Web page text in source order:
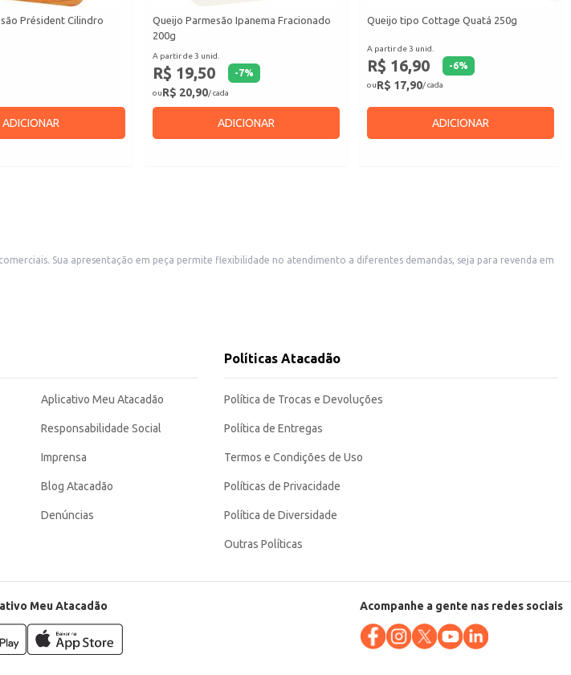
Président Cilindro
ADICIONAR
Queijo Parmesão Ipanema Fracionado
200g
A partir de 3 unid.
R$ 19,50 -7%
ouR$ 20,90/ cada
ADICIONAR
Queijo tipo Cottage Quatá 250g
A partir de 3 unid.
R$ 16,90 -6%
ouR$ 17,90/ cada
ADICIONAR
para revenda em
de clientes e permitindo um bom controle de custos e margem de lucro. Sua qualidade e sabor
Aplicativo Meu Atacadão
Responsabilidade Social
Imprensa
Blog Atacadão
Denúncias
Políticas Atacadão
Política de Trocas e Devoluções
Política de Entregas
Termos e Condições de Uso
Políticas de Privacidade
Política de Diversidade
Outras Políticas
Meu Atacadão Acompanhe a gente nas redes sociais